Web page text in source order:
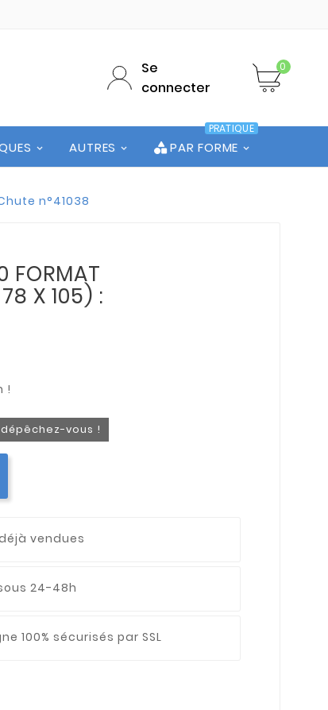
Se
connecter
0
AUTRES PAR FORME
PRATIQUE
Chute n°41038
FORMAT
X 105) :
vous !
vendues
24-48h
100% sécurisés par SSL